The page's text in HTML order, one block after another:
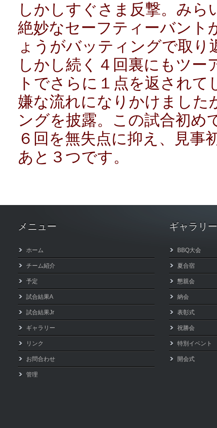
しかしすぐさま反撃。み
絶妙なセーフティーバント
ょうがバッティングで取り
しかし続く４回裏にもツ
トでさらに１点を返されて
嫌な流れになりかけました
ングを披露。この試合初め
６回を無失点に抑え、見事
あと３つです。
メニュー
ホーム
チーム紹介
予定
試合結果A
試合結果Jr
ギャラリー
リンク
お問合わせ
管理
ギャラリー
BBQ大会
夏合宿
懇親会
納会
表彰式
祝勝会
特別イベント
開会式